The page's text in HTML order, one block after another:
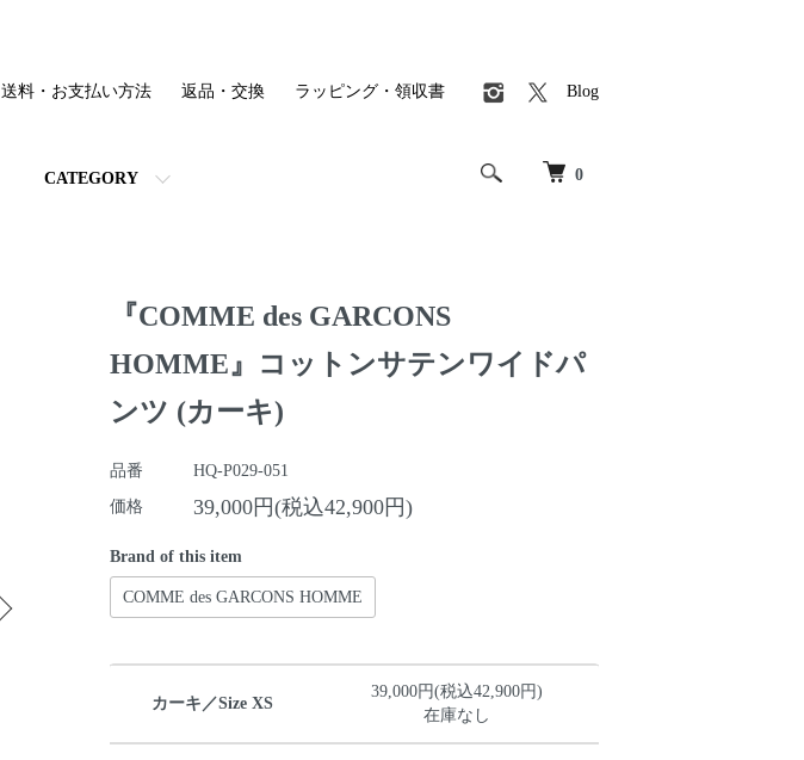
0
CATEGORY
送料・お支払い方法 返品・交換 ラッピング・領収書 Blog
『COMME des GARCONS
HOMME』コットンサテンワイドパ
ンツ (カーキ)
品番
HQ-P029-051
価格
39,000円(税込42,900円)
Brand of this item
COMME des GARCONS HOMME
カーキ／Size XS
39,000円(税込42,900円)
在庫なし